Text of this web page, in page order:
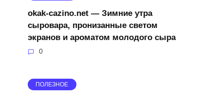
okak-cazino.net — Зимние утра
сыровара, пронизанные светом
экранов и ароматом молодого сыра
0
ПОЛЕЗНОЕ